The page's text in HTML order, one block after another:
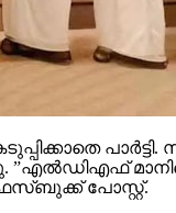
പാര്‍ട്ടി.
”എല്‍ഡിഎഫ്
പോസ്റ്റ്.